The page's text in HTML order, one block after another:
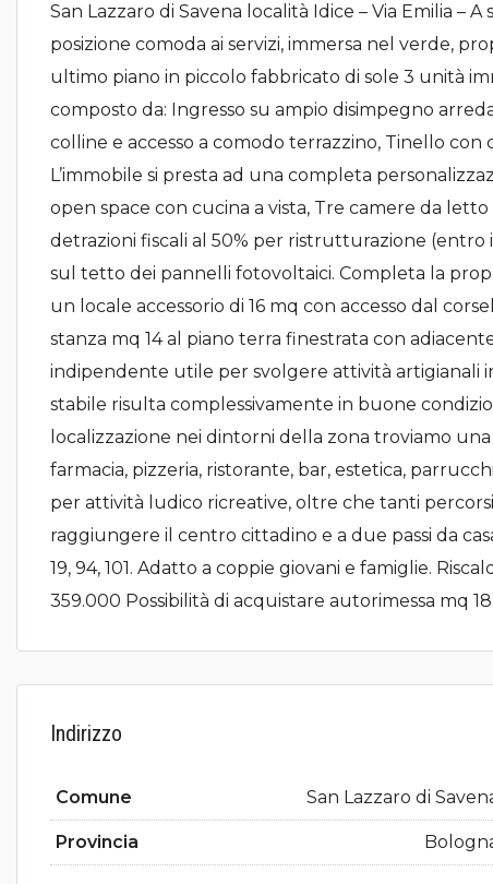
San Lazzaro di Savena località Idice – Via Emilia –
posizione comoda ai servizi, immersa nel verde,
ultimo piano in piccolo fabbricato di sole 3 unità
composto da: Ingresso su ampio disimpegno
colline e accesso a comodo terrazzino, Tinello
L’immobile si presta ad una completa
open space con cucina a vista, Tre camere da
detrazioni fiscali al 50% per ristrutturazione (entro
sul tetto dei pannelli fotovoltaici. Completa la
un locale accessorio di 16 mq con accesso dal
stanza mq 14 al piano terra finestrata con
indipendente utile per svolgere attività artigianali
stabile risulta complessivamente in buone
localizzazione nei dintorni della zona troviamo
farmacia, pizzeria, ristorante, bar, estetica,
per attività ludico ricreative, oltre che tanti
raggiungere il centro cittadino e a due passi da
19, 94, 101. Adatto a coppie giovani e famiglie.
359.000 Possibilità di acquistare autorimessa mq
Indirizzo
Comune San Lazzaro di
Provincia